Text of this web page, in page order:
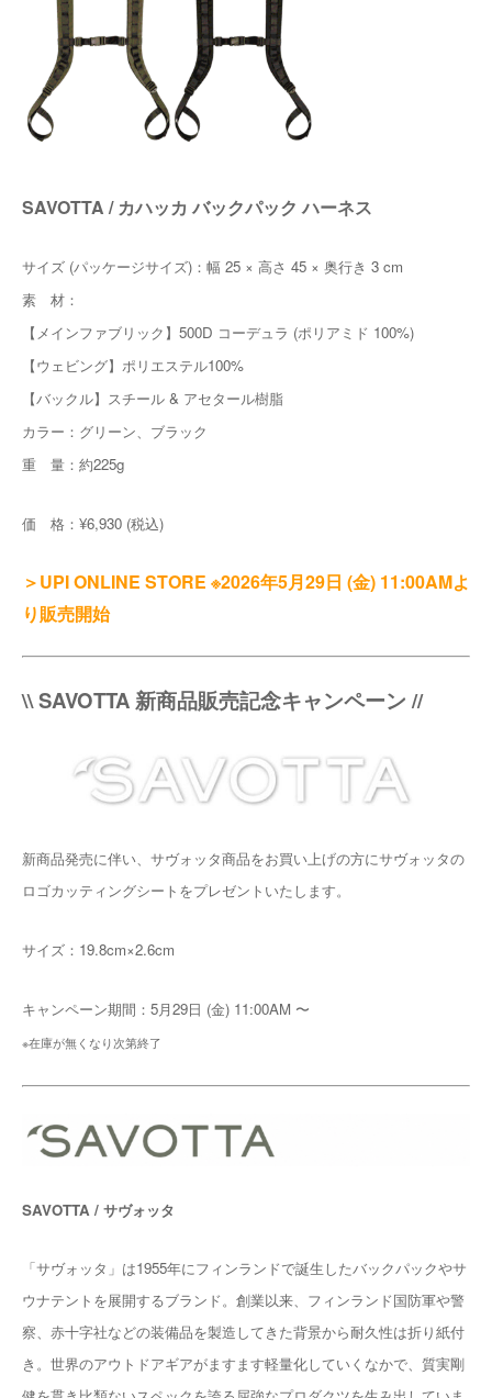
SAVOTTA / カハッカ バックパック ハーネス
サイズ (パッケージサイズ)：幅 25 × 高さ 45 × 奥行き 3 cm
素 材：
【メインファブリック】500D コーデュラ (ポリアミド 100%)
【ウェビング】ポリエステル100%
【バックル】スチール & アセタール樹脂
カラー：グリーン、ブラック
重 量：約225g
価 格：¥6,930 (税込)
＞UPI ONLINE STORE ※2026年5月29日 (金) 11:00AMよ
り販売開始
\\ SAVOTTA 新商品販売記念キャンペーン //
新商品発売に伴い、サヴォッタ商品をお買い上げの方にサヴォッタの
ロゴカッティングシートをプレゼントいたします。
サイズ：19.8cm×2.6cm
キャンペーン期間：5月29日 (金) 11:00AM 〜
※在庫が無くなり次第終了
SAVOTTA / サヴォッタ
「サヴォッタ」は1955年にフィンランドで誕生したバックパックやサ
ウナテントを展開するブランド。創業以来、フィンランド国防軍や警
察、赤十字社などの装備品を製造してきた背景から耐久性は折り紙付
き。世界のアウトドアギアがますます軽量化していくなかで、質実剛